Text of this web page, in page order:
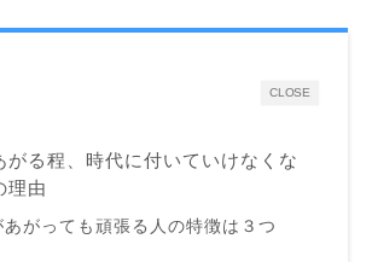
CLOSE
がる程、時代に付いていけなくな
理由
あがっても頑張る人の特徴は３つ